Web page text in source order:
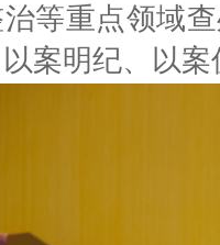
治等重点领域
案明纪、以案